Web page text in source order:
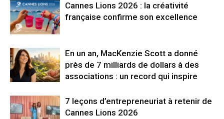
Cannes Lions 2026 : la créativité
française confirme son excellence
En un an, MacKenzie Scott a donné
près de 7 milliards de dollars à des
associations : un record qui inspire
7 leçons d’entrepreneuriat à retenir de
Cannes Lions 2026